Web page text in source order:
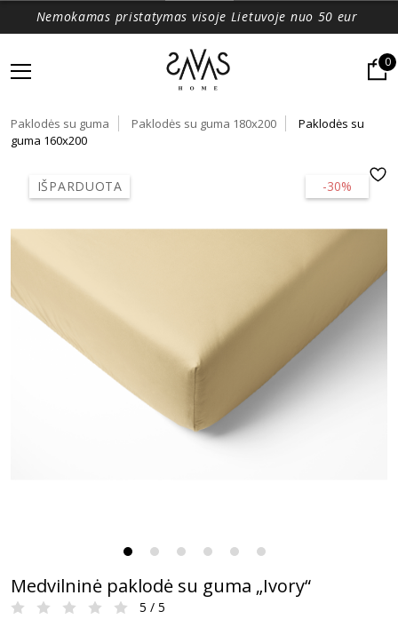
Nemokamas pristatymas visoje Lietuvoje nuo 50 eur
0
Paklodės su guma Paklodės su guma 180x200
Paklodės su
guma 160x200
-30%
IŠPARDUOTA
Medvilninė paklodė su guma „Ivory“
5 / 5